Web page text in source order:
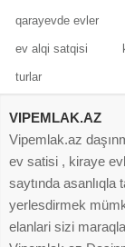
qarayevde evler
ev alqi satqisi
turlar
VIPEMLAK.AZ
Vipemlak.az
ev satisi , kiraye
saytında
yerlesdirmek
elanlari sizi